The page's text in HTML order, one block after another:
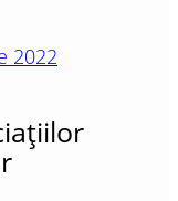
2022